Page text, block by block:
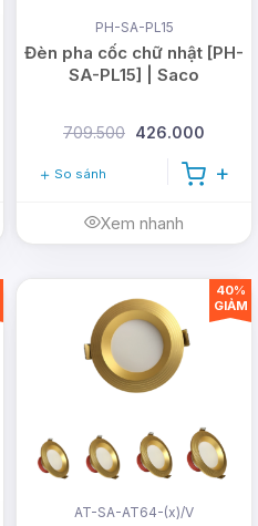
PH-SA-PL15
Đèn pha cốc chữ nhật [PH-
SA-PL15] | Saco
709.500 426.000
So sánh
Xem nhanh
AT-SA-AT64-(x)/V
40%
GIẢM